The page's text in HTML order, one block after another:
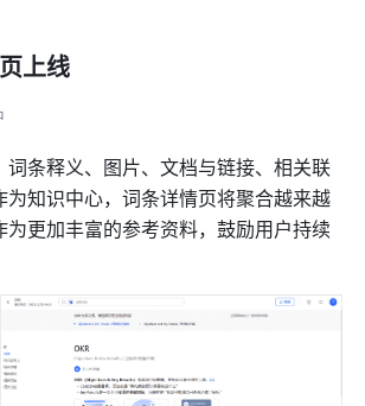
上线
词条释义、图片、文档与链接、相关联
为知识中心，词条详情页将聚合越来越
为更加丰富的参考资料，鼓励用户持续